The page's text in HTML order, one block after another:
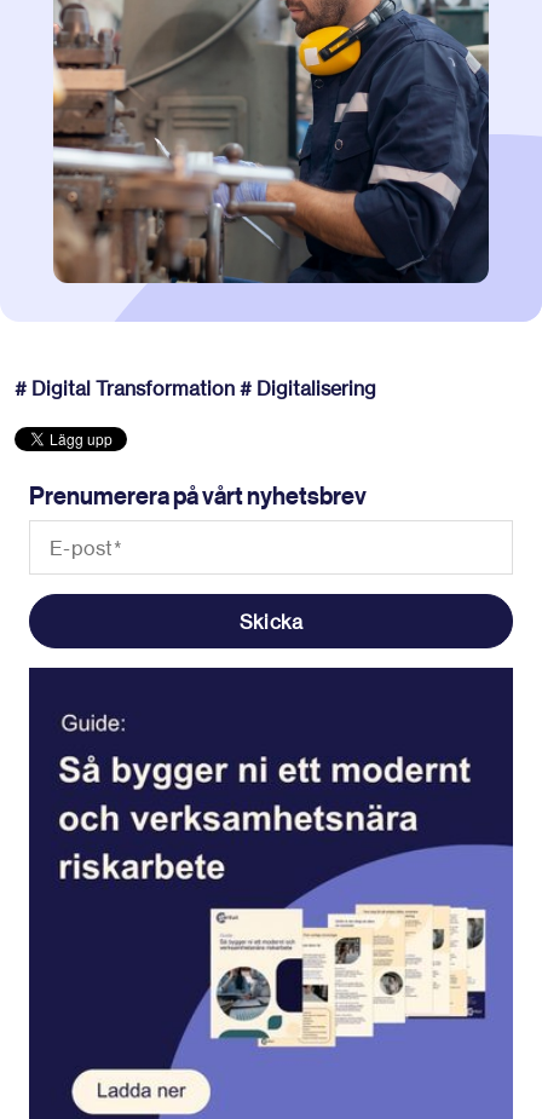
# Digital Transformation # Digitalisering
Prenumerera på vårt nyhetsbrev